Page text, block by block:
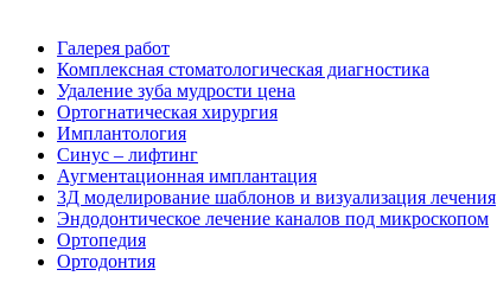
Галерея работ
Комплексная стоматологическая диагностика
Удаление зуба мудрости цена
Ортогнатическая хирургия
Имплантология
Синус – лифтинг
Аугментационная имплантация
3Д моделирование шаблонов и визуализация лечения
Эндодонтическое лечение каналов под микроскопом
Ортопедия
Ортодонтия